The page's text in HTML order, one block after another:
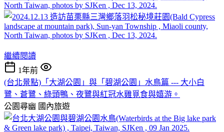
繼續閱讀
1年前
(台北景點)「大湖公園」與「碧湖公園」水鳥篇 --- 大小白
鷺、蒼鷺、綠頭鴨、夜鷺與紅冠水雞覓食與嬉游。
公園尋幽 國內旅遊